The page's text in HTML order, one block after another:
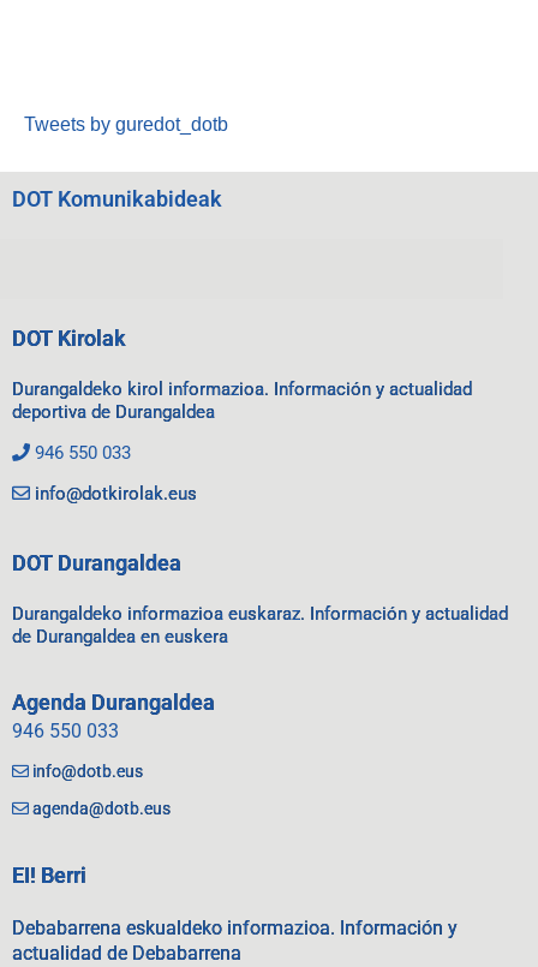
Tweets by guredot_dotb
DOT Komunikabideak
DOT Kirolak
Durangaldeko kirol informazioa. Información y actualidad
deportiva de Durangaldea
946 550 033
info@dotkirolak.eus
DOT Durangaldea
Durangaldeko informazioa euskaraz. Información y actualidad
de Durangaldea en euskera
Agenda Durangaldea
946 550 033
info@dotb.eus
agenda@dotb.eus
EI! Berri
Debabarrena eskualdeko informazioa. Información y
actualidad de Debabarrena